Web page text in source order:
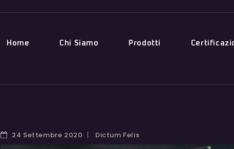
Home Chi Siamo Prodotti
24 Settembre 2020 Dictum Felis